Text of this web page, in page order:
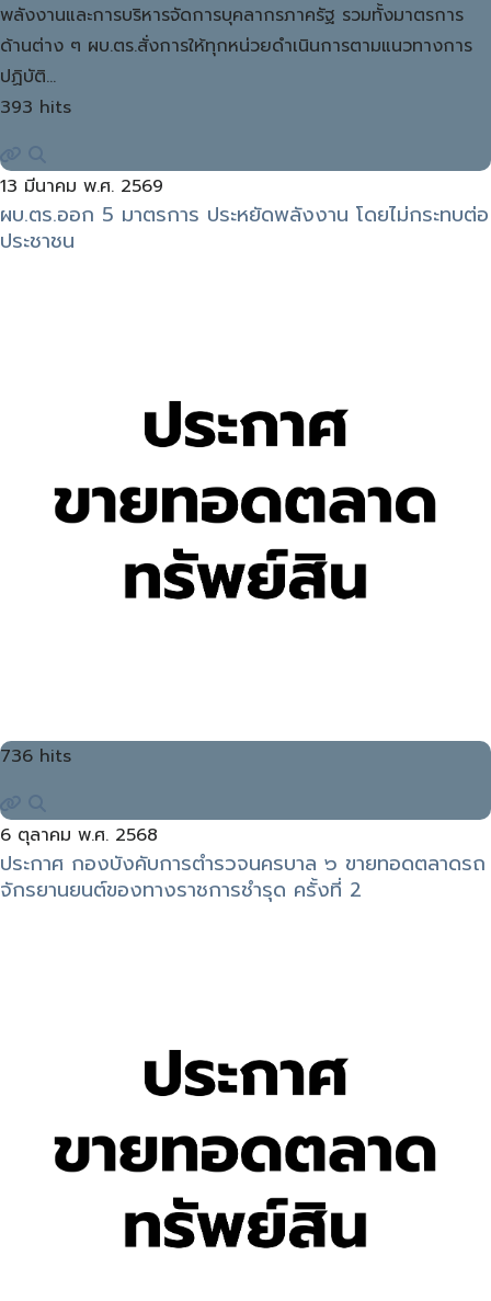
พลังงานและการบริหารจัดการบุคลากรภาครัฐ รวมทั้งมาตรการ
ด้านต่าง ๆ ผบ.ตร.สั่งการให้ทุกหน่วยดำเนินการตามแนวทางการ
ปฏิบัติ…
393 hits
13 มีนาคม พ.ศ. 2569
ผบ.ตร.ออก 5 มาตรการ ประหยัดพลังงาน โดยไม่กระทบต่อ
ประชาชน
736 hits
6 ตุลาคม พ.ศ. 2568
ประกาศ กองบังคับการตำรวจนครบาล ๖ ขายทอดตลาดรถ
จักรยานยนต์ของทางราชการชำรุด ครั้งที่ 2